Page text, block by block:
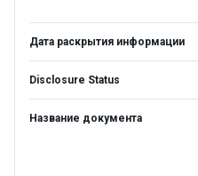
Дата раскрытия информации
Disclosure Status
Название документа